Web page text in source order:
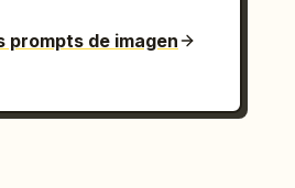
prompts de imagen